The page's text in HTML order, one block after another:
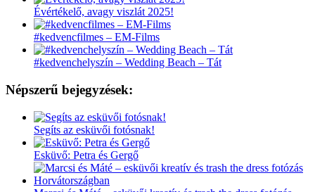
Évértékelő, avagy viszlát 2025!
#kedvencfilmes – EM-Films
#kedvenchelyszín – Wedding Beach – Tát
Népszerű bejegyzések:
Segíts az esküvői fotósnak!
Esküvő: Petra és Gergő